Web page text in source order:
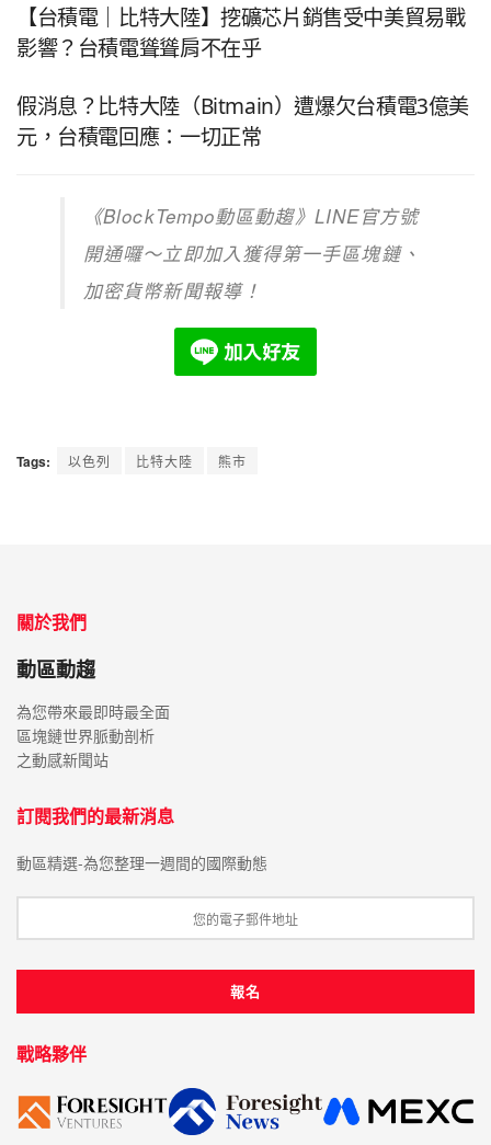
【台積電｜比特大陸】挖礦芯片銷售受中美貿易戰
影響？台積電聳聳肩不在乎
假消息？比特大陸（Bitmain）遭爆欠台積電3億美
元，台積電回應：一切正常
《BlockTempo動區動趨》 LINE官方號
開通囉～立即加入獲得第一手區塊鏈、
加密貨幣新聞報導！
Tags: 以色列 比特大陸 熊市
關於我們
動區動趨
為您帶來最即時最全面
區塊鏈世界脈動剖析
之動感新聞站
訂閱我們的最新消息
動區精選-為您整理一週間的國際動態
戰略夥伴